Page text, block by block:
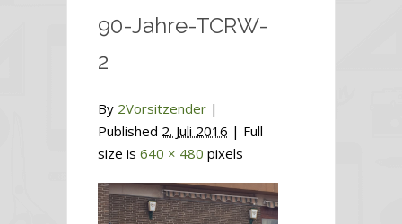
90-Jahre-TCRW-
2
By 2Vorsitzender |
Published 2. Juli 2016 | Full
size is 640 × 480 pixels